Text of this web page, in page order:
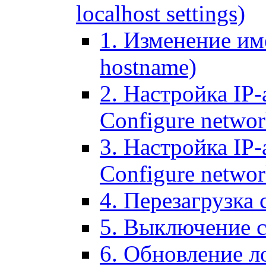
localhost settings)
1. Изменение
hostname)
2. Настройка IP-
Configure
3. Настройка
Configure
4. Перезагрузка
5. Выключение
6. Обновление